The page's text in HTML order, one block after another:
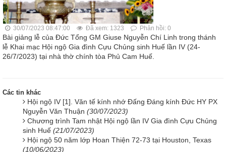
30/07/2023 08:47:00 Đã xem: 1323 Phản hồi: 0
Bài giảng lễ của Đức Tổng GM Giuse Nguyễn Chí Linh trong thánh
lễ Khai mạc Hội ngộ Gia đình Cựu Chủng sinh Huế lần IV (24-
26/7/2023) tại nhà thờ chính tòa Phủ Cam Huế.
Các tin khác
Hội ngộ IV [1]. Văn tế kính nhớ Đấng Đáng kính Đức HY PX
Nguyễn Văn Thuận (30/07/2023)
Chương trình Tam nhật Hội ngộ lần IV Gia đình Cựu Chủng
sinh Huế (21/07/2023)
Hội ngộ 50 năm lớp Hoan Thiện 72-73 tại Houston, Texas
(10/06/2023)